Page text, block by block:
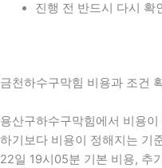
진행 전 반드시 다시 확
금천하수구막힘 비용과 조건
용산구하수구막힘에서 비용
하기보다 비용이 정해지는 기
22일 19시05분 기본 비용, 추